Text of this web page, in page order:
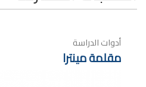
أدوات الدراسة
مقلمة مينترا